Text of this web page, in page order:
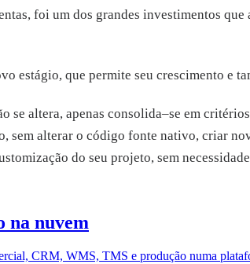
foi um dos grandes investimentos
estágio, que permite seu crescimento e
se altera, apenas consolida–se em
sem alterar o código fonte nativo, criar
do seu projeto, sem
na nuvem
CRM, WMS, TMS e produção numa